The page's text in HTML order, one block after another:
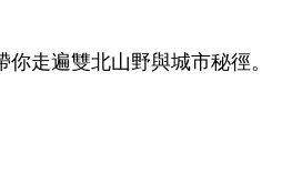
走遍雙北山野與城市秘徑。